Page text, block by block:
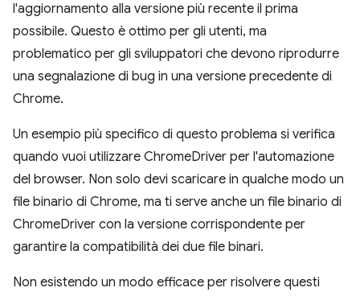
l'aggiornamento alla versione più recente il prima
possibile. Questo è ottimo per gli utenti, ma
problematico per gli sviluppatori che devono riprodurre
una segnalazione di bug in una versione precedente di
Chrome.
Un esempio più specifico di questo problema si verifica
quando vuoi utilizzare ChromeDriver per l'automazione
del browser. Non solo devi scaricare in qualche modo un
file binario di Chrome, ma ti serve anche un file binario di
ChromeDriver con la versione corrispondente per
garantire la compatibilità dei due file binari.
Non esistendo un modo efficace per risolvere questi